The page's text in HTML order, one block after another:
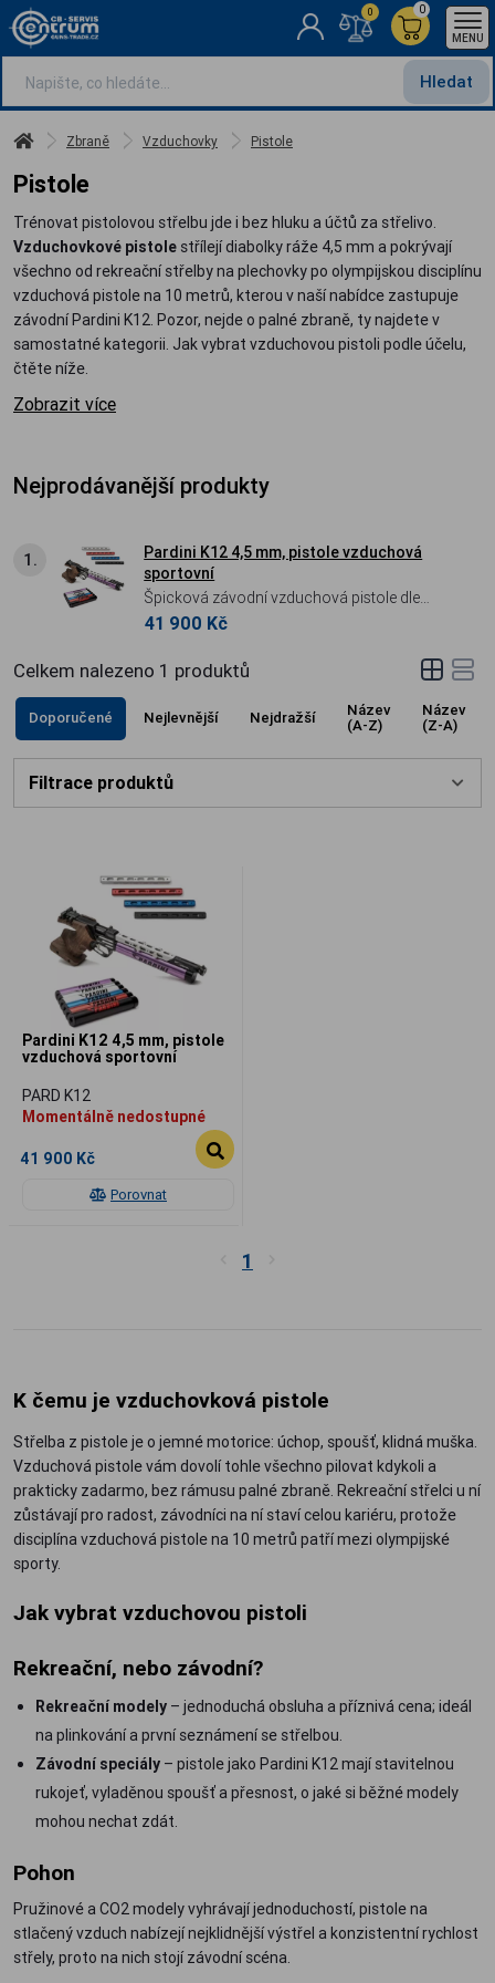
Hledat
0
0
MENU
Zbraně Vzduchovky Pistole
Pistole
Trénovat pistolovou střelbu jde i bez hluku a účtů za střelivo.
Vzduchovkové pistole střílejí diabolky ráže 4,5 mm a pokrývají
všechno od rekreační střelby na plechovky po olympijskou disciplínu
vzduchová pistole na 10 metrů, kterou v naší nabídce zastupuje
závodní Pardini K12. Pozor, nejde o palné zbraně, ty najdete v
samostatné kategorii. Jak vybrat vzduchovou pistoli podle účelu,
čtěte níže.
Zobrazit více
Nejprodávanější produkty
1.
Pardini K12 4,5 mm, pistole vzduchová
sportovní
Špicková závodní vzduchová pistole dle
pravidel UIT.
41 900 Kč
Celkem nalezeno 1 produktů
Doporučené Nejlevnější Nejdražší
Název
(A-Z)
Název
(Z-A)
Filtrace produktů
Porovnat
Pardini K12 4,5 mm, pistole
vzduchová sportovní
PARD K12
Momentálně nedostupné
41 900 Kč
1
K čemu je vzduchovková pistole
Střelba z pistole je o jemné motorice: úchop, spoušť, klidná muška.
Vzduchová pistole vám dovolí tohle všechno pilovat kdykoli a
prakticky zadarmo, bez rámusu palné zbraně. Rekreační střelci u ní
zůstávají pro radost, závodníci na ní staví celou kariéru, protože
disciplína vzduchová pistole na 10 metrů patří mezi olympijské
sporty.
Jak vybrat vzduchovou pistoli
Rekreační, nebo závodní?
Rekreační modely – jednoduchá obsluha a příznivá cena; ideál
na plinkování a první seznámení se střelbou.
Závodní speciály – pistole jako Pardini K12 mají stavitelnou
rukojeť, vyladěnou spoušť a přesnost, o jaké si běžné modely
mohou nechat zdát.
Pohon
Pružinové a CO2 modely vyhrávají jednoduchostí, pistole na
stlačený vzduch nabízejí nejklidnější výstřel a konzistentní rychlost
střely, proto na nich stojí závodní scéna.